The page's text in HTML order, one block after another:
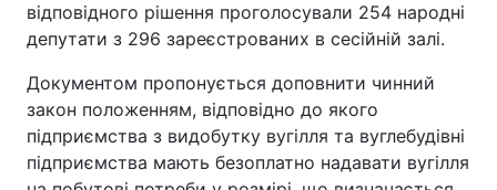
Головна Війна
відповідного рішення проголосували 254 народні
депутати з 296 зареєстрованих в сесійній залі.
Документом пропонується доповнити чинний
закон положенням, відповідно до якого
підприємства з видобутку вугілля та вуглебудівні
підприємства мають безоплатно надавати вугілля